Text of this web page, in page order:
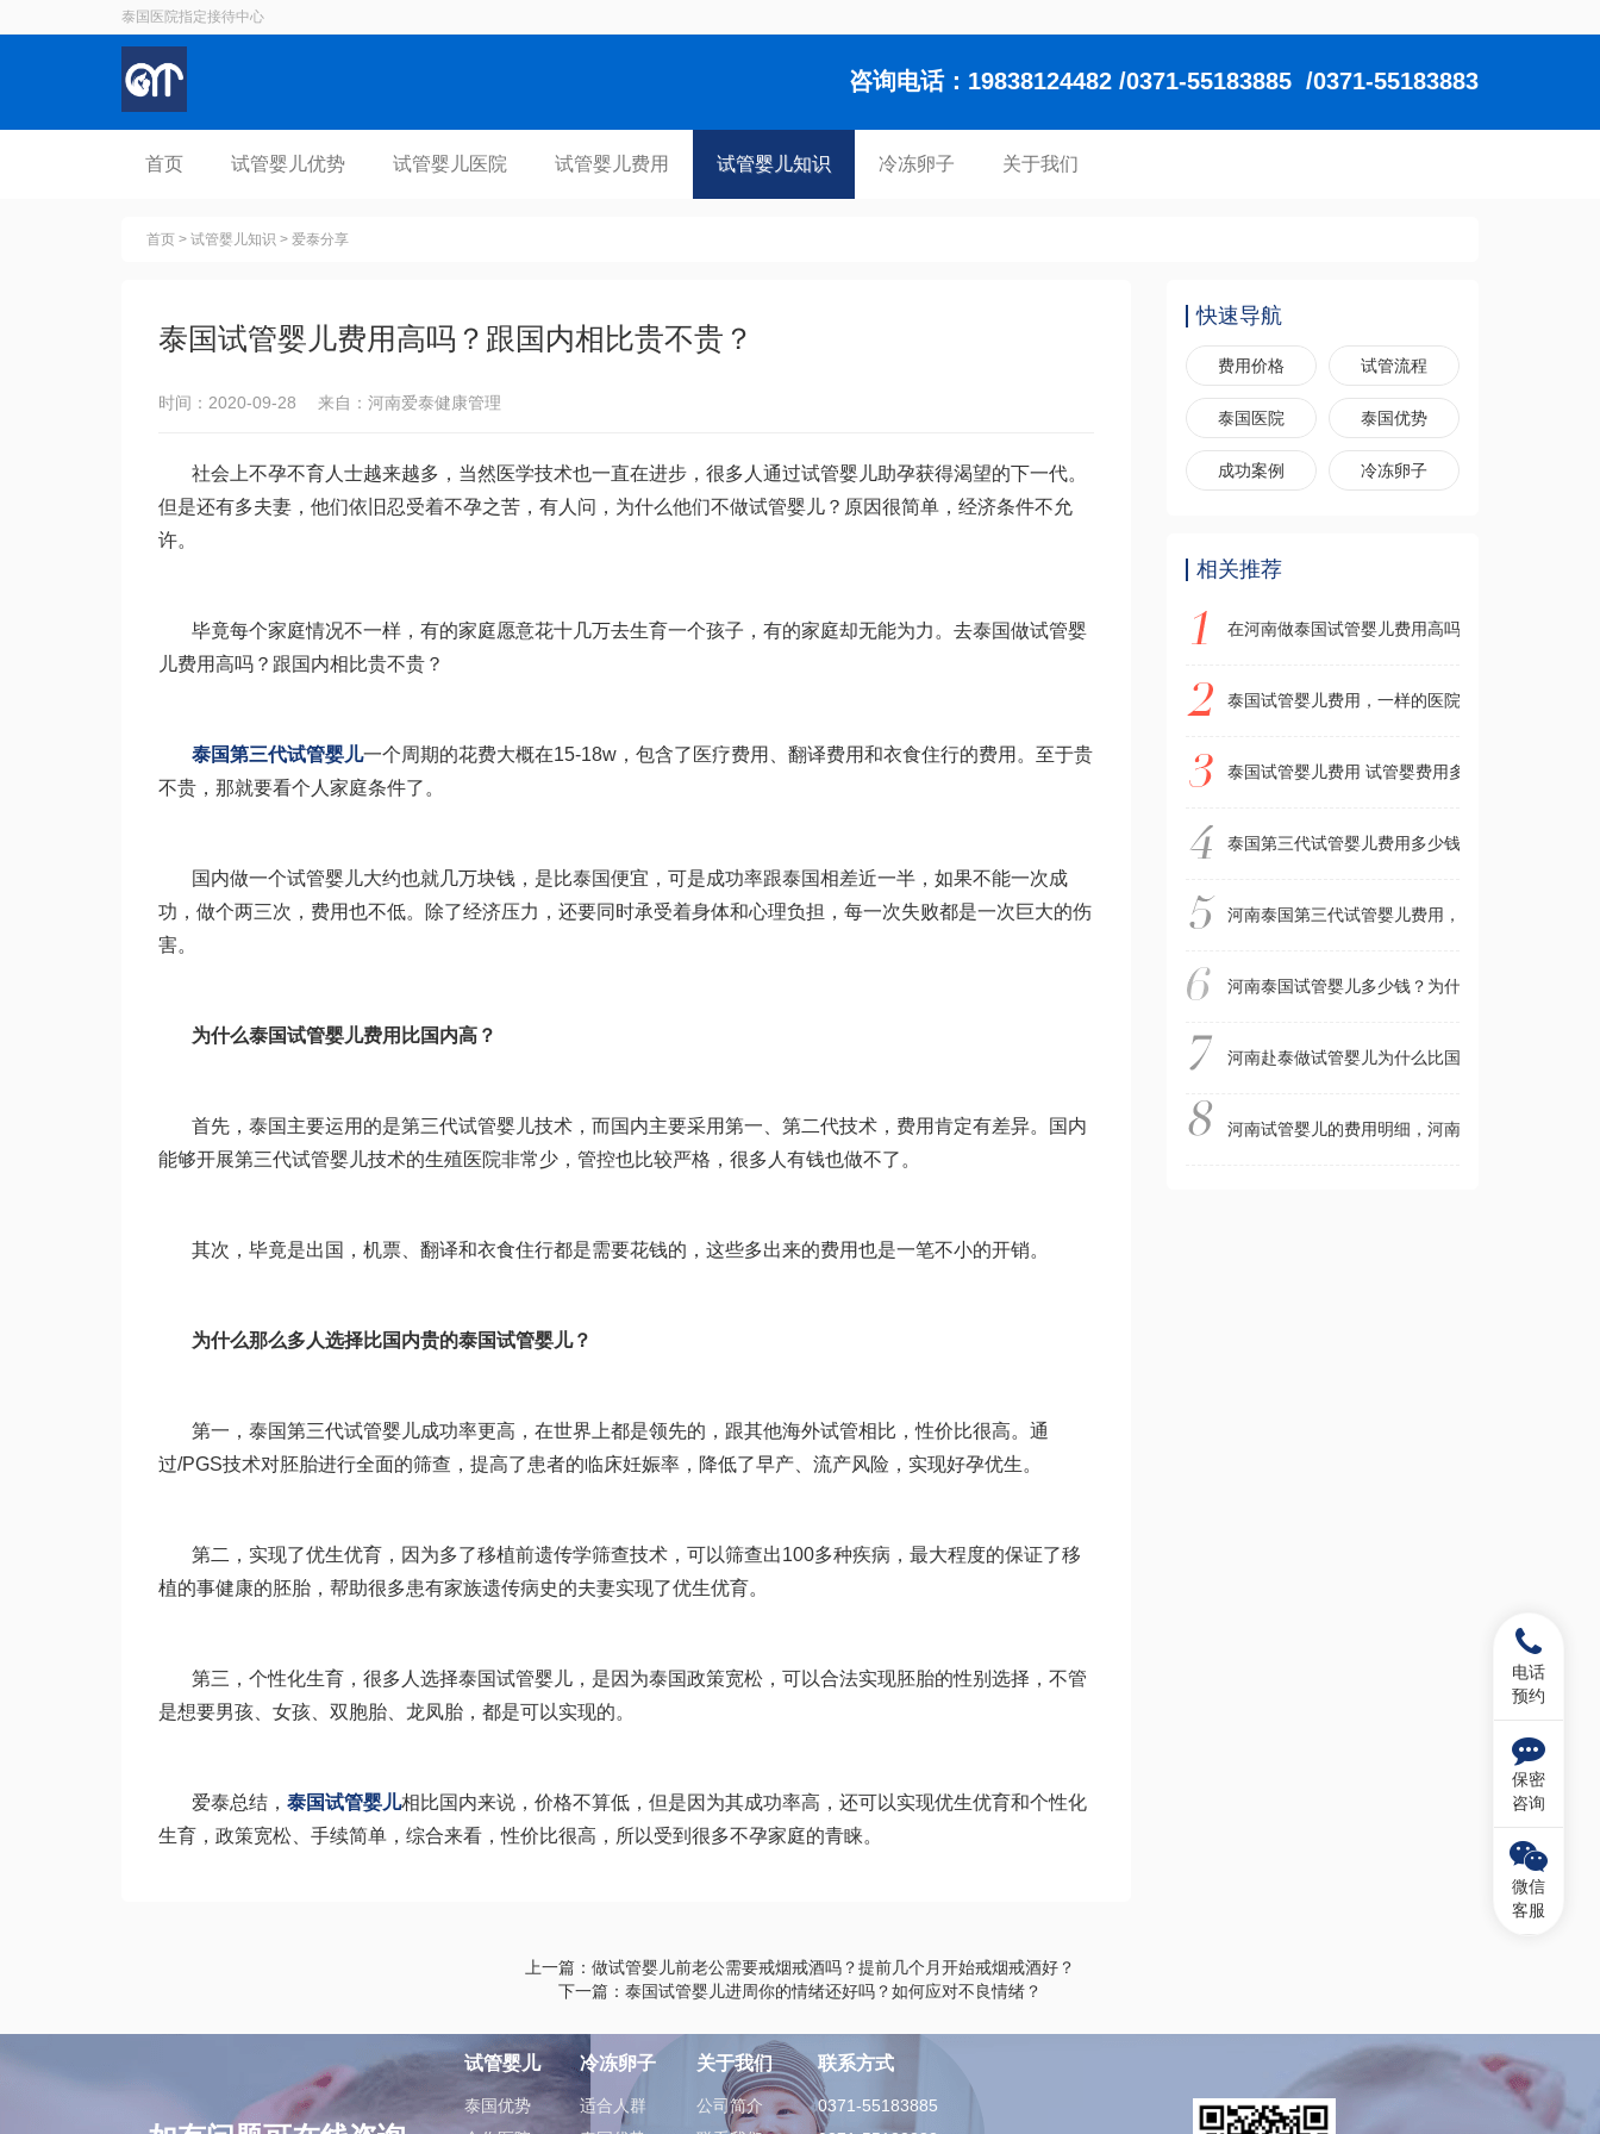
泰国医院指定接待中心
咨询电话：19838124482 /0371-55183885 /0371-55183883
首页 试管婴儿优势 试管婴儿医院 试管婴儿费用 试管婴儿知识 冷冻卵子 关于我们
首页 > 试管婴儿知识 > 爱泰分享
泰国试管婴儿费用高吗？跟国内相比贵不贵？
时间：2020-09-28 来自：河南爱泰健康管理
社会上不孕不育人士越来越多，当然医学技术也一直在进步，很多人通过试管婴儿助孕获得渴望的下一代。
但是还有多夫妻，他们依旧忍受着不孕之苦，有人问，为什么他们不做试管婴儿？原因很简单，经济条件不允
许。
毕竟每个家庭情况不一样，有的家庭愿意花十几万去生育一个孩子，有的家庭却无能为力。去泰国做试管婴
儿费用高吗？跟国内相比贵不贵？
泰国第三代试管婴儿一个周期的花费大概在15-18w，包含了医疗费用、翻译费用和衣食住行的费用。至于贵
不贵，那就要看个人家庭条件了。
国内做一个试管婴儿大约也就几万块钱，是比泰国便宜，可是成功率跟泰国相差近一半，如果不能一次成
功，做个两三次，费用也不低。除了经济压力，还要同时承受着身体和心理负担，每一次失败都是一次巨大的伤
害。
为什么泰国试管婴儿费用比国内高？
首先，泰国主要运用的是第三代试管婴儿技术，而国内主要采用第一、第二代技术，费用肯定有差异。国内
能够开展第三代试管婴儿技术的生殖医院非常少，管控也比较严格，很多人有钱也做不了。
其次，毕竟是出国，机票、翻译和衣食住行都是需要花钱的，这些多出来的费用也是一笔不小的开销。
为什么那么多人选择比国内贵的泰国试管婴儿？
第一，泰国第三代试管婴儿成功率更高，在世界上都是领先的，跟其他海外试管相比，性价比很高。通
过/PGS技术对胚胎进行全面的筛查，提高了患者的临床妊娠率，降低了早产、流产风险，实现好孕优生。
第二，实现了优生优育，因为多了移植前遗传学筛查技术，可以筛查出100多种疾病，最大程度的保证了移
植的事健康的胚胎，帮助很多患有家族遗传病史的夫妻实现了优生优育。
第三，个性化生育，很多人选择泰国试管婴儿，是因为泰国政策宽松，可以合法实现胚胎的性别选择，不管
是想要男孩、女孩、双胞胎、龙凤胎，都是可以实现的。
爱泰总结， 泰国试管婴儿相比国内来说，价格不算低，但是因为其成功率高，还可以实现优生优育和个性化
生育，政策宽松、手续简单，综合来看，性价比很高，所以受到很多不孕家庭的青睐。
快速导航
费用价格 试管流程
泰国医院 泰国优势
成功案例 冷冻卵子
相关推荐
在河南做泰国试管婴儿费用高吗？大约需要多少钱
泰国试管婴儿费用，一样的医院，为什么不同的人
泰国试管婴儿费用 试管婴费用多少？
泰国第三代试管婴儿费用多少钱？贵不贵？
河南泰国第三代试管婴儿费用，为什么每个人的费
河南泰国试管婴儿多少钱？为什么每个人赴泰试管
河南赴泰做试管婴儿为什么比国内贵？高出的费用
河南试管婴儿的费用明细，河南试管婴儿费用，
上一篇：做试管婴儿前老公需要戒烟戒酒吗？提前几个月开始戒烟戒酒好？
下一篇：泰国试管婴儿进周你的情绪还好吗？如何应对不良情绪？
电话
预约
保密
咨询
微信
客服
试管婴儿
泰国优势
冷冻卵子
适合人群
关于我们
公司简介
联系方式
0371-55183885